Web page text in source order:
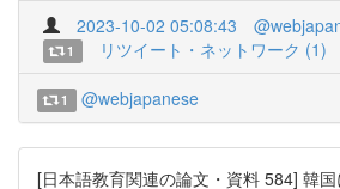
2023-10-02 05:08:43
1 リツイート・ネットワーク (1)
1 @webjapanese
[日本語教育関連の論文・資料 584] 韓